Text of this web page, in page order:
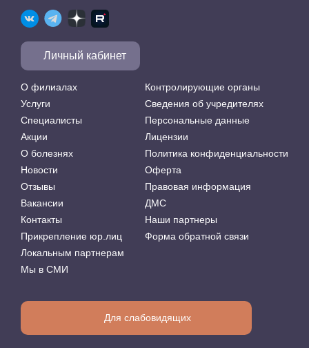
О филиалах
Услуги
Специалисты
Акции
О болезнях
Новости
Отзывы
Вакансии
Контакты
Прикрепление юр.лиц
Локальным партнерам
Мы в СМИ
Контролирующие органы
Сведения об учредителях
Персональные данные
Лицензии
Политика конфиденциальности
Оферта
Правовая информация
ДМС
Наши партнеры
Форма обратной связи
Личный кабинет
Для слабовидящих